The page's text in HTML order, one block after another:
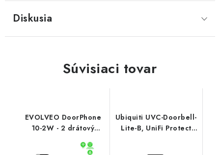
Diskusia
Súvisiaci tovar
EVOLVEO DoorPhone
10-2W - 2 drátový
32GB pamětí DP-10-2-
Ubiquiti UVC-Doorbell-
Lite-B, UniFi Protect